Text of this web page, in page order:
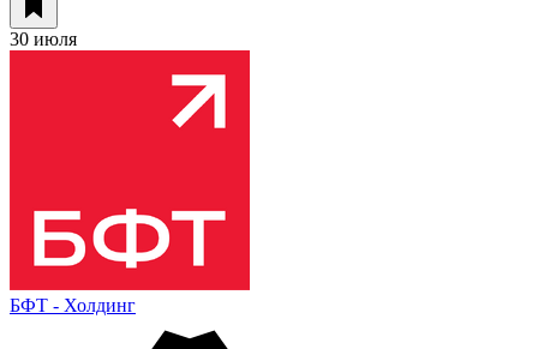
30 июля
БФТ - Холдинг